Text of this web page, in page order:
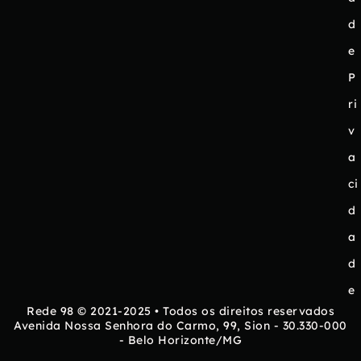
d
e
P
ri
v
a
ci
d
a
d
e
Rede 98 © 2021-2025 • Todos os direitos reservados
Avenida Nossa Senhora do Carmo, 99, Sion - 30.330-000
- Belo Horizonte/MG